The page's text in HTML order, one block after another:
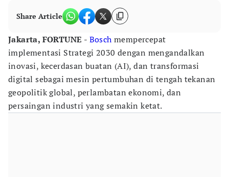
Share Article
Jakarta, FORTUNE - Bosch mempercepat
implementasi Strategi 2030 dengan mengandalkan
inovasi, kecerdasan buatan (AI), dan transformasi
digital sebagai mesin pertumbuhan di tengah tekanan
geopolitik global, perlambatan ekonomi, dan
persaingan industri yang semakin ketat.